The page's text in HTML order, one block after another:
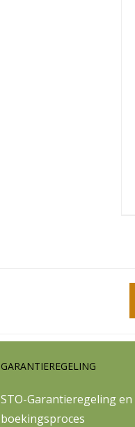
GARANTIEREGELING
STO-Garantieregeling en
boekingsproces